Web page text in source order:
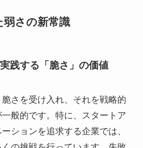
弱さの新常識
践する「脆さ」の価値
さを受け入れ、それを戦略的
般的です。特に、スタートア
ションを追求する企業では、